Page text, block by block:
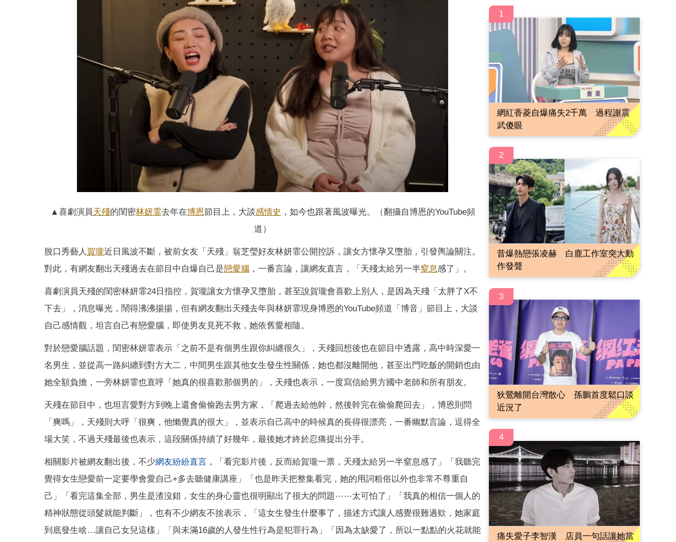
▲喜劇演員天殘的閨密林妍霏去年在博恩節目上，大談感情史 ，如今也跟著風波曝光。（翻攝自博恩的YouTube頻
道）
脫口秀藝人 賀瓏近日風波不斷，被前女友「天殘」翁芝瑩好友林妍霏公開控訴，讓女方懷孕又墮胎，引發輿論關注。
對此，有網友翻出天殘過去在節目中自爆自己是戀愛腦 ，一番言論，讓網友直言，「天殘太給另一半窒息感了」。
喜劇演員天殘的閨密林妍霏24日指控，賀瓏讓女方懷孕又墮胎，甚至說賀瓏會喜歡上別人，是因為天殘「太胖了X不
下去」，消息曝光，鬧得沸沸揚揚，但有網友翻出天殘去年與林妍霏現身博恩的YouTube頻道「博音」節目上，大談
自己感情觀，坦言自己有戀愛腦，即使男友見死不救，她依舊愛相隨。
對於戀愛腦話題，閨密林妍霏表示「之前不是有個男生跟你糾纏很久」，天殘回想後也在節目中透露，高中時深愛一
名男生，並從高一路糾纏到對方大二，中間男生跟其他女生發生性關係，她也都沒離開他，甚至出門吃飯的開銷也由
她全額負擔，一旁林妍霏也直呼「她真的很喜歡那個男的」，天殘也表示，一度寫信給男方國中老師和所有朋友。
天殘在節目中，也坦言愛對方到晚上還會偷偷跑去男方家，「爬過去給他幹，然後幹完在偷偷爬回去」，博恩則問
「爽嗎」，天殘則大呼「很爽，他懶覺真的很大」，並表示自己高中的時候真的長得很漂亮，一番幽默言論，逗得全
場大笑，不過天殘最後也表示，這段關係持續了好幾年，最後她才終於忍痛提出分手。
相關影片被網友翻出後，不少網友紛紛直言 ，「看完影片後，反而給賀瓏一票，天殘太給另一半窒息感了」「我聽完
覺得女生戀愛前一定要學會愛自己+多去聽健康講座」「也是昨天把整集看完，她的用詞粗俗以外也非常不尊重自
己」「看完這集全部，男生是渣沒錯，女生的身心靈也很明顯出了很大的問題⋯⋯太可怕了」「我真的相信一個人的
精神狀態從頭髮就能判斷」，也有不少網友不捨表示，「這女生發生什麼事了，描述方式讓人感覺很難過欸，她家庭
到底發生啥…讓自己女兒這樣」「與未滿16歲的人發生性行為是犯罪行為」「因為太缺愛了，所以一點點的火花就能
1
網紅香菱自爆痛失2千萬 過程謝震
武傻眼
2
昔爆熱戀張凌赫 白鹿工作室突大動
作發聲
3
狄鶯離開台灣散心 孫鵬首度鬆口談
近況了
4
痛失愛子李智漢 店員一句話讓她當